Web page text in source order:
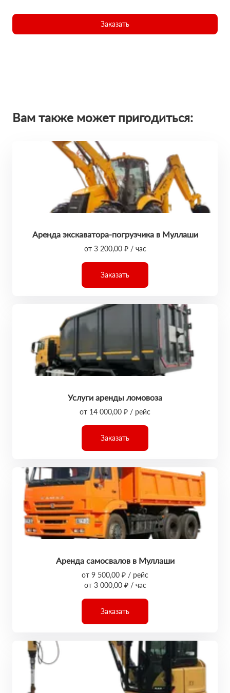
Заказать
Вам также может пригодиться:
Аренда экскаватора-погрузчика в Муллаши
от 3 200,00 ₽ / час
Заказать
Услуги аренды ломовоза
от 14 000,00 ₽ / рейс
Заказать
Аренда самосвалов в Муллаши
от 9 500,00 ₽ / рейс
от 3 000,00 ₽ / час
Заказать